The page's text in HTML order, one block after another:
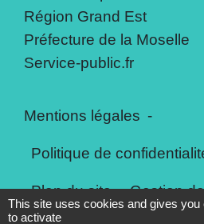
Région Grand Est
Préfecture de la Moselle
Service-public.fr
Mentions légales -
Politique de
Plan du site - Gestion
This site uses cookies and gives
to activate